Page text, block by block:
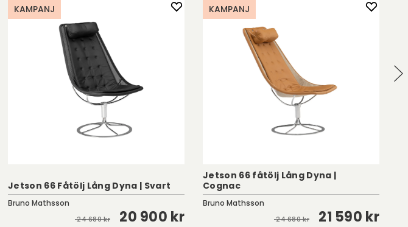
KAMPANJ
Jetson 66 Fåtölj Lång Dyna | Svart
Bruno Mathsson
24 680 kr 20 900 kr
KAMPANJ
Jetson 66 fåtölj Lång Dyna |
Cognac
Bruno Mathsson
24 680 kr 21 590 kr